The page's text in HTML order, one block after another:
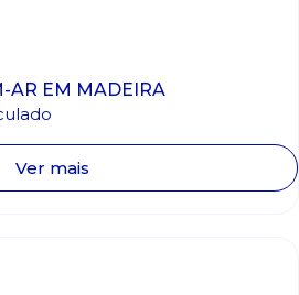
AR EM MADEIRA
Ver mais